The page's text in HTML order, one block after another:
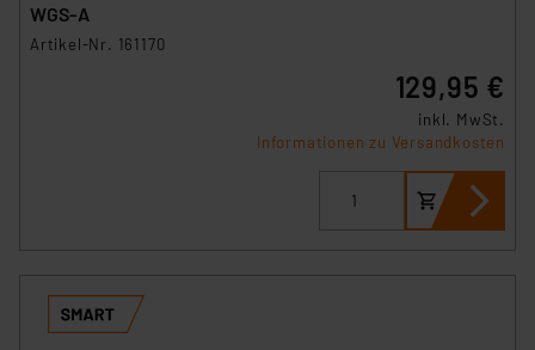
WGS-A
Artikel-Nr. 161170
129,95 €
inkl. MwSt.
Informationen zu Versandkosten